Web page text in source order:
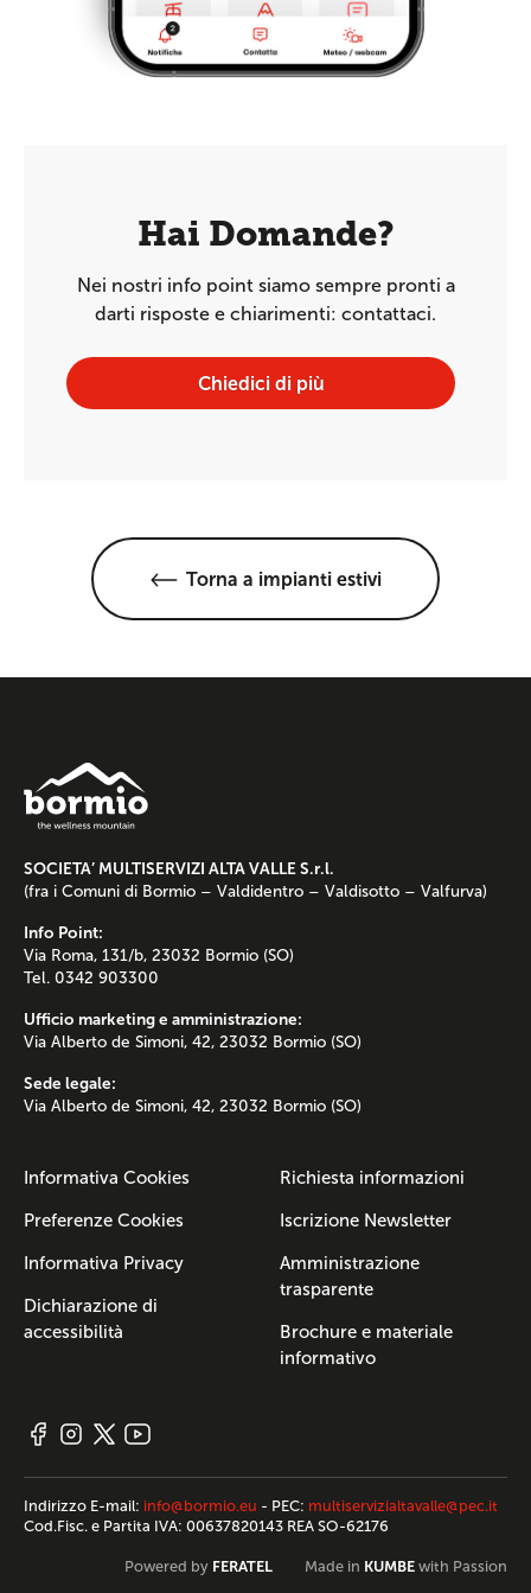
Hai Domande?
Nei nostri info point siamo sempre pronti a
darti risposte e chiarimenti: contattaci.
Chiedici di più
Torna a impianti estivi
SOCIETA’ MULTISERVIZI ALTA VALLE S.r.l.
(fra i Comuni di Bormio – Valdidentro – Valdisotto – Valfurva)
Info Point:
Via Roma, 131/b, 23032 Bormio (SO)
Tel. 0342 903300
Ufficio marketing e amministrazione:
Via Alberto de Simoni, 42, 23032 Bormio (SO)
Sede legale:
Via Alberto de Simoni, 42, 23032 Bormio (SO)
Informativa Cookies
Preferenze Cookies
Informativa Privacy
Dichiarazione di
accessibilità
Richiesta informazioni
Iscrizione Newsletter
Amministrazione
trasparente
Brochure e materiale
informativo
Indirizzo E-mail: info@bormio.eu - PEC: multiservizialtavalle@pec.it
Cod.Fisc. e Partita IVA: 00637820143 REA SO-62176
Powered by FERATEL Made in KUMBE with Passion